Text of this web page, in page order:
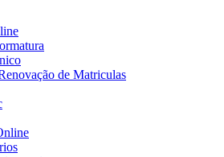
de Matriculas